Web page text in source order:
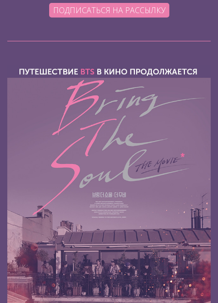
ПОДПИСАТЬСЯ НА РАССЫЛКУ